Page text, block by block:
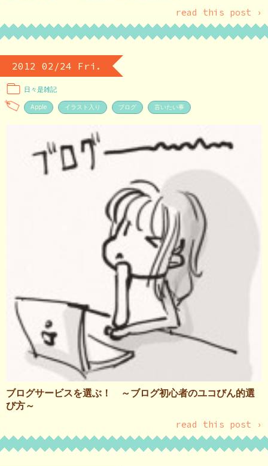
read this post ›
2012 02/24 Fri.
日々是雑記
Apple イラスト入り ブログ 言いたい事
ブログサービスを選ぶ！ ～ブログ初心者のユコびん的選
び方～
read this post ›